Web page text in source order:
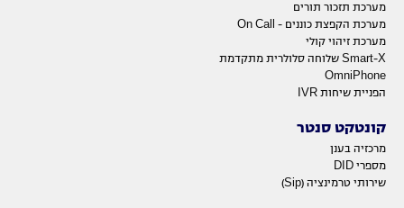
מערכת תזכור תורים
מערכת הקפצת כוננים - On Call
מערכת זיהוי קולי
Smart-X שלוחה סלולרית מתקדמת
OmniPhone
הפניית שיחות IVR
קונטקט סנטר
מרכזיה בענן
מספרי DID
שירותי טרמינציה (Sip)